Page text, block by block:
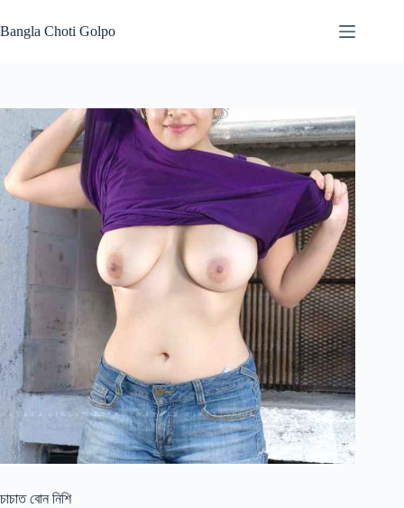
to
content
Bangla Choti Golpo
চাচাত বোন নিশি